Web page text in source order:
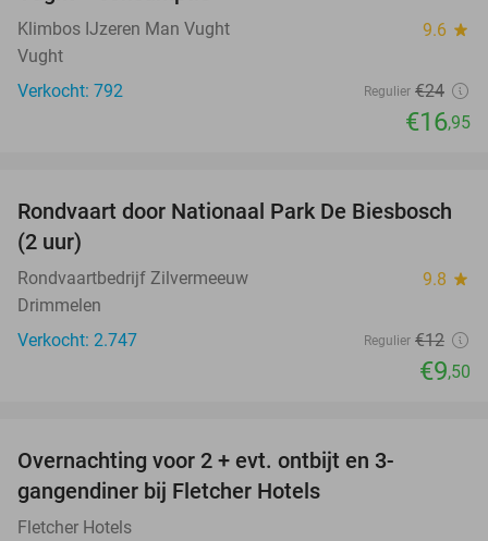
Klimbos IJzeren Man Vught 9.6 star
Vught
Verkocht: 792
Regulier €24
€16,95
21%
Rondvaart door Nationaal Park De Biesbosch
(2 uur)
Rondvaartbedrijf Zilvermeeuw 9.8 star
Drimmelen
Verkocht: 2.747
Regulier €12
€9,50
Overnachting voor 2 + evt. ontbijt en 3-
gangendiner bij Fletcher Hotels
Fletcher Hotels